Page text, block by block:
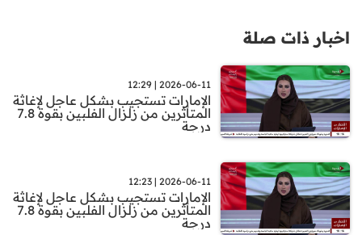
اخبار ذات صلة
2026-06-11 | 12:29
الإمارات تستجيب بشكل عاجل لإغاثة
المتأثرين من زلزال الفلبين بقوة 7.8
درجة
2026-06-11 | 12:23
الإمارات تستجيب بشكل عاجل لإغاثة
المتأثرين من زلزال الفلبين بقوة 7.8
درجة